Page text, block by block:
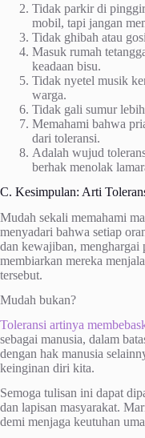
Tidak parkir di
mobil, tapi jangan
Tidak ghibah atau
Masuk rumah
keadaan bisu.
Tidak nyetel musik
warga.
Tidak gali sumur
Memahami bahwa
dari toleransi.
Adalah wujud
berhak menolak
C. Kesimpulan: Arti
Mudah sekali memahami
menyadari bahwa setiap
dan kewajiban,
membiarkan mereka
tersebut.
Mudah bukan?
Toleransi artinya
sebagai manusia, dalam
dengan hak manusia
keinginan diri kita.
Semoga tulisan ini dapat
dan lapisan masyarakat.
demi menjaga keutuhan